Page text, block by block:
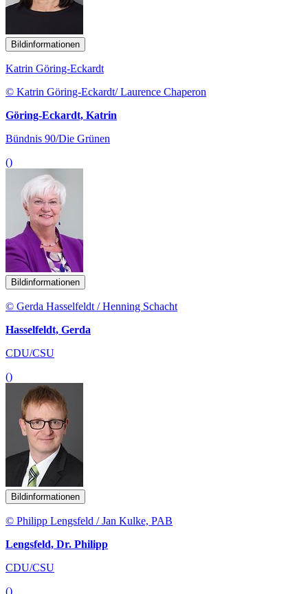
Bildinformationen
Katrin Göring-Eckardt
© Katrin Göring-Eckardt/ Laurence Chaperon
Göring-Eckardt, Katrin
Bündnis 90/Die Grünen
()
Bildinformationen
© Gerda Hasselfeldt / Henning Schacht
Hasselfeldt, Gerda
CDU/CSU
()
Bildinformationen
© Philipp Lengsfeld / Jan Kulke, PAB
Lengsfeld, Dr. Philipp
CDU/CSU
()